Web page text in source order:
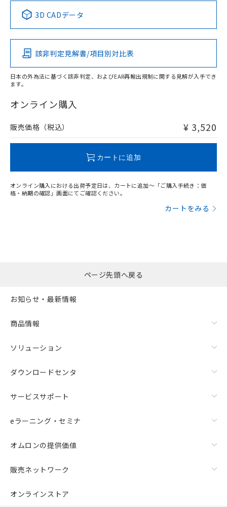
Pb Hg Cd Cr(VI)
O
在庫等で未対応品が混在する可能性があります。
問い合わせください。
3D CADデータ
該非判定見解書/項目別対比表
日本の外為法に基づく該非判定、およびEAR再輸出規制に関する見解が入手でき
ます。
オンライン購入
販売価格（税込） ¥ 3,520
カートに追加
オンライン購入における出荷予定日は、カートに追加～「ご購入手続き：価
格・納期の確認」画面にてご確認ください。
カートをみる
ページ先頭へ戻る
お知らせ・最新情報
商品情報
ソリューション
ダウンロードセンタ
サービスサポート
eラーニング・セミナ
オムロンの提供価値
販売ネットワーク
オンラインストア